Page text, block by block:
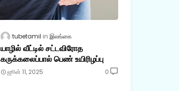
tubetamil இலங்கை
யாழில் வீட்டில் சட்டவிரோத
கருக்கலைப்பால் பெண் உயிரிழப்பு
ஜூன் 11, 2025 0